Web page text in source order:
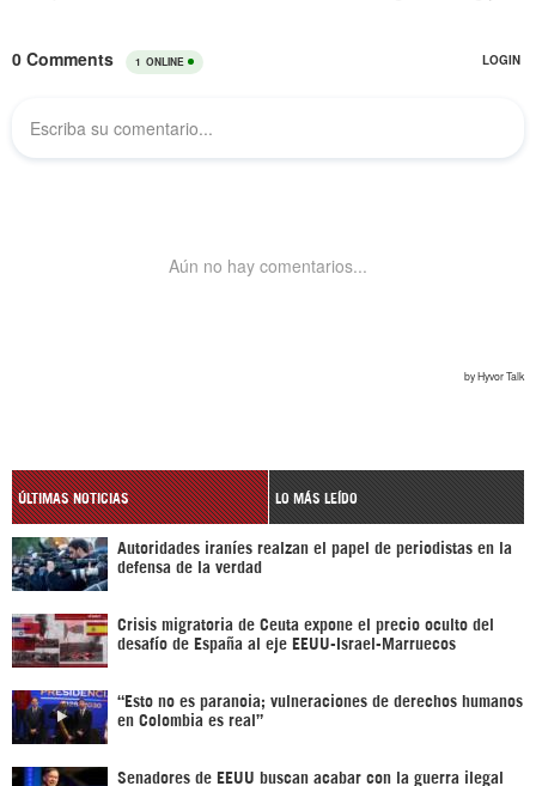
ÚLTIMAS NOTICIAS LO MÁS LEÍDO
Autoridades iraníes realzan el papel de periodistas en la
defensa de la verdad
Crisis migratoria de Ceuta expone el precio oculto del
desafío de España al eje EEUU-Israel-Marruecos
“Esto no es paranoia; vulneraciones de derechos humanos
en Colombia es real”
Senadores de EEUU buscan acabar con la guerra ilegal